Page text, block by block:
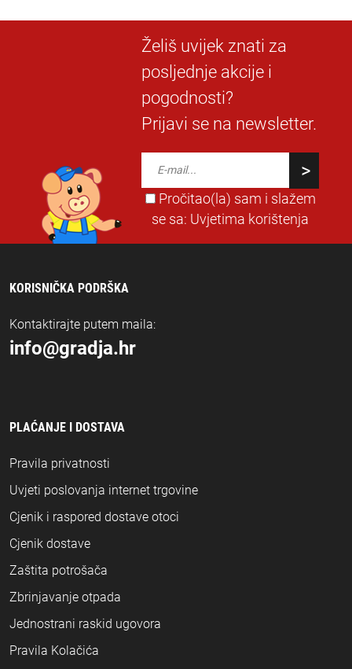
Želiš uvijek znati za
posljednje akcije i
pogodnosti?
Prijavi se na newsletter.
Pročitao(la) sam i slažem
se sa: Uvjetima korištenja
KORISNIČKA PODRŠKA
Kontaktirajte putem maila:
info@gradja.hr
PLAĆANJE I DOSTAVA
Pravila privatnosti
Uvjeti poslovanja internet trgovine
Cjenik i raspored dostave otoci
Cjenik dostave
Zaštita potrošača
Zbrinjavanje otpada
Jednostrani raskid ugovora
Pravila Kolačića